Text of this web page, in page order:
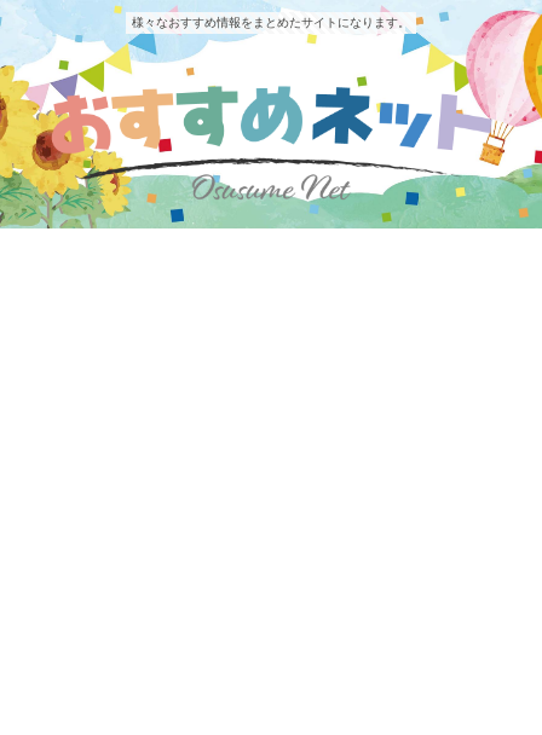
様々なおすすめ情報をまとめたサイトになります。